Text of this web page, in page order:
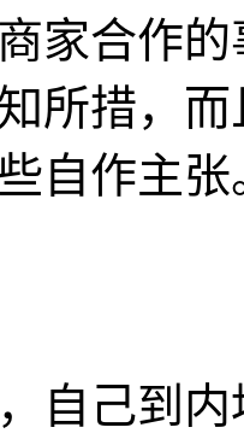
家合作
所措，
自作主张
自己到